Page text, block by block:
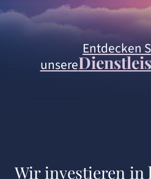
Entdecken
unsere
Wir investieren in